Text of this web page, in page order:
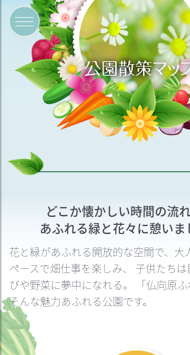
どこか懐かしい時間の流れ
あふれる緑と花々に憩いま
花と緑があふれる開放的な空間で、大
ペースで畑仕事を楽しみ、
子供たち
びや野菜に夢中になれる。
「仏向原
そんな魅力あふれる公園です。